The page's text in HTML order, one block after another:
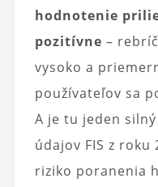
hodnotenie
pozitívne –
vysoko a
používateľov sa
A je tu jeden
údajov FIS z
riziko poranenia